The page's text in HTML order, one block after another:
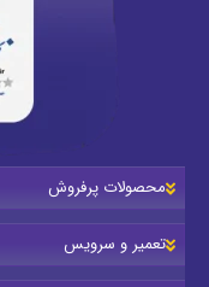
محصولات پرفروش
تعمیر و سرویس